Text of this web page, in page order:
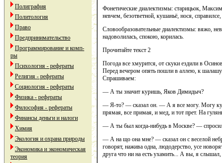
Полиграфия
Политология
Право
Предпринимательство
Программирование и комп-
ры
Психология - рефераты
Религия - рефераты
Социология - рефераты
Физика - рефераты
Философия - рефераты
Финансы деньги и налоги
Химия
Экология и охрана природы
Экономика и экономическая
теория
Фонетические диалектизмы: старицьок,
невчем, безответной, кушаньё, нося,
Словообразовательные диалектизмы: вяжо,
надоволилась, спокою, корилась.
Прочитайте текст 2
Погода все хмурится, от скуки ездили в
Перед вечером опять пошли в аллею, к
Спрашиваем:
— А ты значит куришь, Яков Димидыч?
— Я-то? — сказал он. — А я все могу. Могу
прямая, все примая, и мед, и тот прет. На
— А ты был когда-нибудь в Москве? —
— А на що она мне? — сказал он с веселой
говорят, нажива одна, людодерство, усе
друга что ни на есть ухамить... А вы, я слышал,